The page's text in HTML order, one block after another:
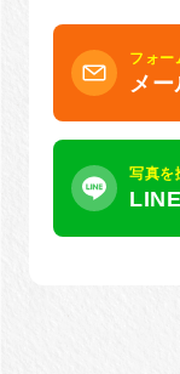
フォー
メ
写真を